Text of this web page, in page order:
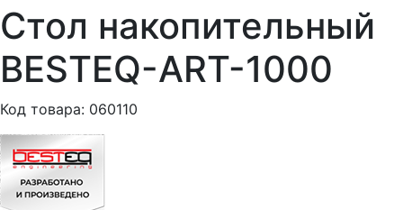
Стол накопительный
BESTEQ-ART-1000
Код товара: 060110